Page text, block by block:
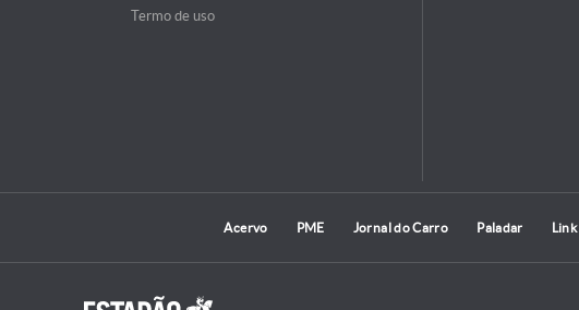
Termo de uso
Acervo PME Jornal do Carro Paladar Link